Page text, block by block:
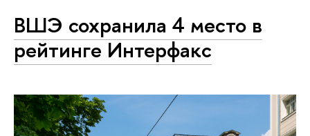
ВШЭ сохранила 4 место в
рейтинге Интерфакс